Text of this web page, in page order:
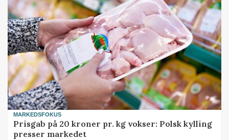
MARKEDSFOKUS
Prisgab på 20 kroner pr. kg vokser: Polsk kylling
presser markedet